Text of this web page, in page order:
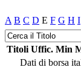
A B C D E F G H I
Titoli Uffic. Min
Dati di borsa